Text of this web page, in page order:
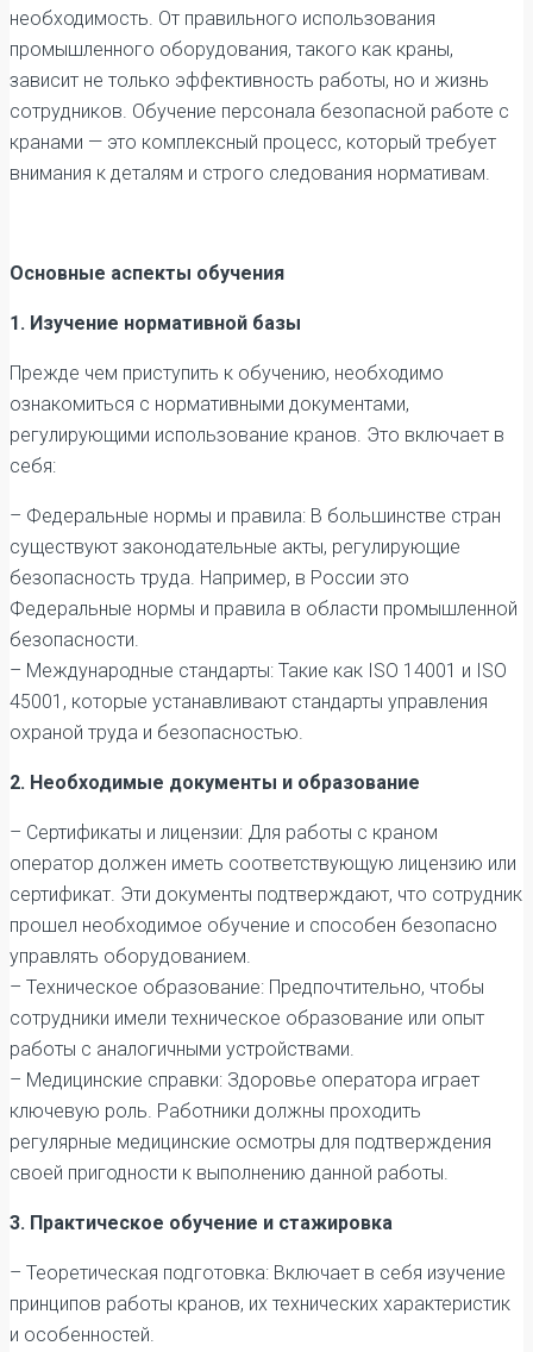
необходимость. От правильного использования
промышленного оборудования, такого как краны,
зависит не только эффективность работы, но и жизнь
сотрудников. Обучение персонала безопасной работе с
кранами — это комплексный процесс, который требует
внимания к деталям и строго следования нормативам.
Основные аспекты обучения
1. Изучение нормативной базы
Прежде чем приступить к обучению, необходимо
ознакомиться с нормативными документами,
регулирующими использование кранов. Это включает в
себя:
– Федеральные нормы и правила: В большинстве стран
существуют законодательные акты, регулирующие
безопасность труда. Например, в России это
Федеральные нормы и правила в области промышленной
безопасности.
– Международные стандарты: Такие как ISO 14001 и ISO
45001, которые устанавливают стандарты управления
охраной труда и безопасностью.
2. Необходимые документы и образование
– Сертификаты и лицензии: Для работы с краном
оператор должен иметь соответствующую лицензию или
сертификат. Эти документы подтверждают, что сотрудник
прошел необходимое обучение и способен безопасно
управлять оборудованием.
– Техническое образование: Предпочтительно, чтобы
сотрудники имели техническое образование или опыт
работы с аналогичными устройствами.
– Медицинские справки: Здоровье оператора играет
ключевую роль. Работники должны проходить
регулярные медицинские осмотры для подтверждения
своей пригодности к выполнению данной работы.
3. Практическое обучение и стажировка
– Теоретическая подготовка: Включает в себя изучение
принципов работы кранов, их технических характеристик
и особенностей.